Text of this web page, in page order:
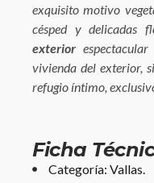
exquisito motivo
césped y delicadas
exterior
vivienda del exterior,
refugio íntimo,
Ficha
Categoría: Vallas.